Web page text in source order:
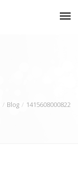
Blog 1415608000822